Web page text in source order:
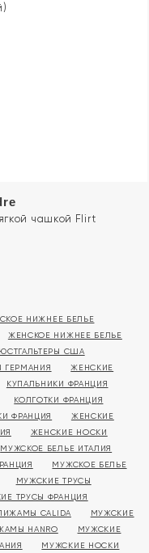
чашкой Flirt
НИЖНЕЕ БЕЛЬЕ
ЖЕНСКОЕ НИЖНЕЕ БЕЛЬЕ
США
ГЕРМАНИЯ
ЖЕНСКИЕ
КУПАЛЬНИКИ ФРАНЦИЯ
КОЛГОТКИ ФРАНЦИЯ
ФРАНЦИЯ
ЖЕНСКИЕ
ЖЕНСКИЕ НОСКИ
МУЖСКОЕ БЕЛЬЕ ИТАЛИЯ
МУЖСКОЕ БЕЛЬЕ
МУЖСКИЕ ТРУСЫ
ТРУСЫ ФРАНЦИЯ
CALIDA
МУЖСКИЕ
HANRO
МУЖСКИЕ
МУЖСКИЕ НОСКИ